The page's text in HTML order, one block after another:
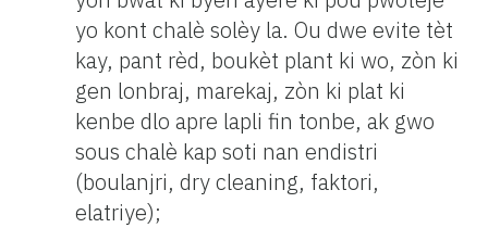
yo kont chalè solèy la. Ou dwe evite tèt
kay, pant rèd, boukèt plant ki wo, zòn ki
gen lonbraj, marekaj, zòn ki plat ki
kenbe dlo apre lapli fin tonbe, ak gwo
sous chalè kap soti nan endistri
(boulanjri, dry cleaning, faktori,
elatriye);